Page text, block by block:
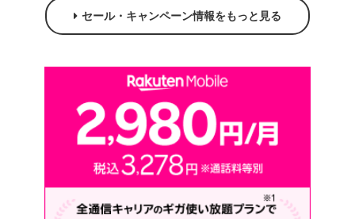
セール・キャンペーン情報をもっと見る